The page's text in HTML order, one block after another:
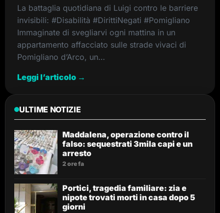
La battaglia quotidiana di Luigi contro le barriere
invisibili: #Disabilità #DirittiNegati #Pomigliano
Immaginate di svegliarvi ogni mattina in un
appartamento affacciato sulle strade vivaci di
Pomigliano d’Arco, un…
Leggi l’articolo →
ULTIME NOTIZIE
Maddalena, operazione contro il
falso: sequestrati 3mila capi e un
arresto
2 ore fa
Portici, tragedia familiare: zia e
nipote trovati morti in casa dopo 5
giorni